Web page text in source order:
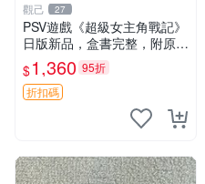
觀己 27
PSV遊戲《超級女主角戰記》
日版新品，盒書完整，附原裝
包裝，玩樂典藏款，成就全開
任你挑戰 超級女主角戰記 PS
V 游戲 日版 成就全開 DLC 全
$1,360 95折
折扣碼